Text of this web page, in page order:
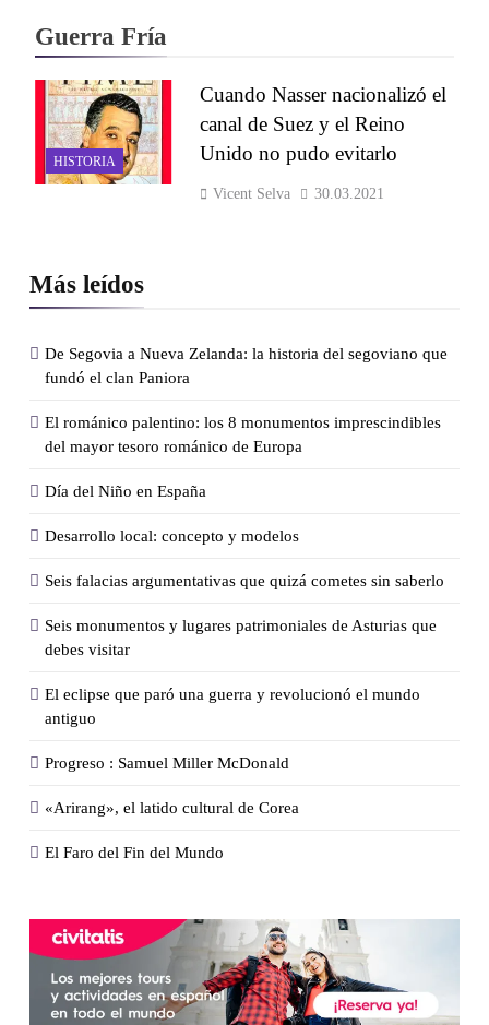
Más leídos
De Segovia a Nueva Zelanda: la historia del segoviano que
fundó el clan Paniora
El románico palentino: los 8 monumentos imprescindibles
del mayor tesoro románico de Europa
Día del Niño en España
Desarrollo local: concepto y modelos
Seis falacias argumentativas que quizá cometes sin saberlo
Seis monumentos y lugares patrimoniales de Asturias que
debes visitar
El eclipse que paró una guerra y revolucionó el mundo
antiguo
Progreso : Samuel Miller McDonald
«Arirang», el latido cultural de Corea
El Faro del Fin del Mundo
Guerra Fría
HISTORIA
Cuando Nasser nacionalizó el
canal de Suez y el Reino
Unido no pudo evitarlo
Vicent Selva 30.03.2021